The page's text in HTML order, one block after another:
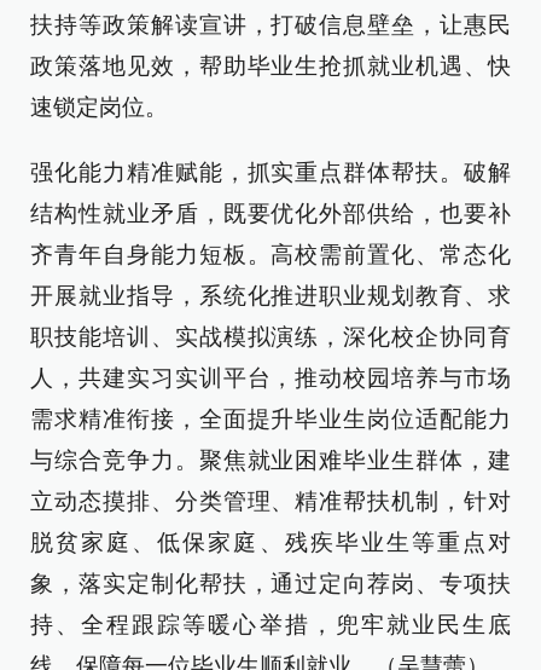
扶持等政策解读宣讲，打破信息壁垒，让惠民
政策落地见效，帮助毕业生抢抓就业机遇、快
速锁定岗位。
强化能力精准赋能，抓实重点群体帮扶。破解
结构性就业矛盾，既要优化外部供给，也要补
齐青年自身能力短板。高校需前置化、常态化
开展就业指导，系统化推进职业规划教育、求
职技能培训、实战模拟演练，深化校企协同育
人，共建实习实训平台，推动校园培养与市场
需求精准衔接，全面提升毕业生岗位适配能力
与综合竞争力。聚焦就业困难毕业生群体，建
立动态摸排、分类管理、精准帮扶机制，针对
脱贫家庭、低保家庭、残疾毕业生等重点对
象，落实定制化帮扶，通过定向荐岗、专项扶
持、全程跟踪等暖心举措，兜牢就业民生底